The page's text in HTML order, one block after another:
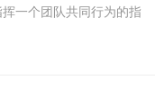
一个团队共同行为的指